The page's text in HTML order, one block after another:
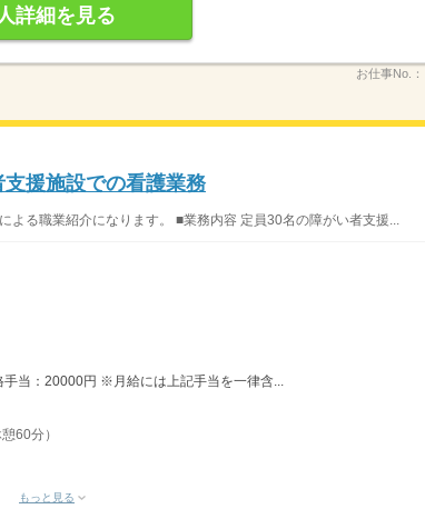
詳細を見る
お仕事No.：
援施設での看護業務
る職業紹介になります。 ■業務内容 定員30名の障がい者支援...
手当：20000円 ※月給には上記手当を一律含...
60分）
もっと見る